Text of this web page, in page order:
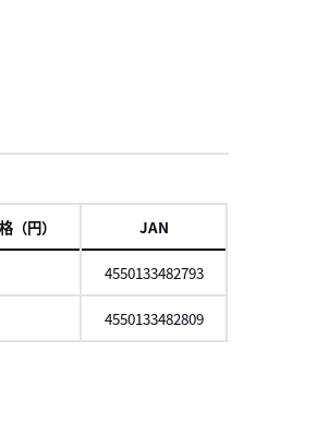
（円） JAN
4550133482793
4550133482809